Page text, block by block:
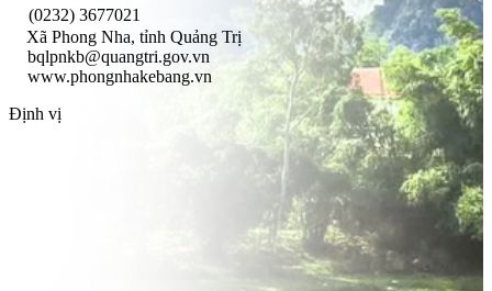
(0232) 3677021
Xã Phong Nha, tỉnh Quảng Trị
bqlpnkb@quangtri.gov.vn
www.phongnhakebang.vn
Định vị